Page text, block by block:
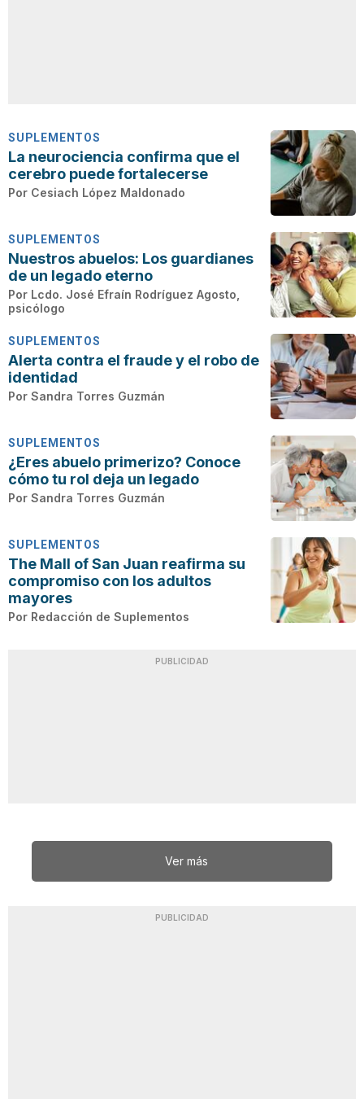
SUPLEMENTOS
La neurociencia confirma que el
cerebro puede fortalecerse
Por Cesiach López Maldonado
SUPLEMENTOS
Nuestros abuelos: Los guardianes
de un legado eterno
Por Lcdo. José Efraín Rodríguez Agosto,
psicólogo
SUPLEMENTOS
Alerta contra el fraude y el robo de
identidad
Por Sandra Torres Guzmán
SUPLEMENTOS
¿Eres abuelo primerizo? Conoce
cómo tu rol deja un legado
Por Sandra Torres Guzmán
SUPLEMENTOS
The Mall of San Juan reafirma su
compromiso con los adultos
mayores
Por Redacción de Suplementos
PUBLICIDAD
Ver más
PUBLICIDAD